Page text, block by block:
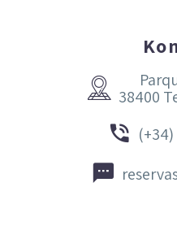

 38400



